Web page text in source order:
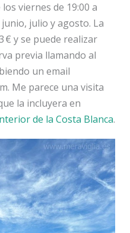
los viernes de 19:00 a
julio y agosto. La
€ y se puede realizar
previa llamando al
un email
Me parece una visita
la incluyera en
de la Costa Blanca.